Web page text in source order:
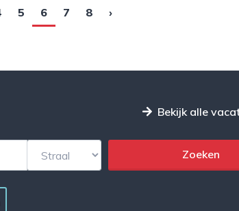
5 6 7 8 ›
Bekijk alle